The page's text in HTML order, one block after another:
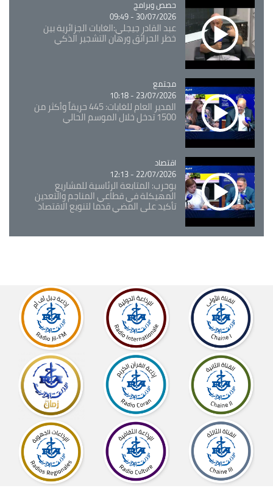
Catégorie
حصص وبرامج
30/07/2026 - 09:49
عبد القادر جيجلي:الغابات الجزائرية بين
خطر الحرائق ورهان التشجير الذكي
Catégorie
مجتمع
23/07/2026 - 10:18
المدير العام للغابات: 445 حريقاً وأكثر من
1500 تدخل خلال الموسم الحالي
Catégorie
اقتصاد
22/07/2026 - 12:13
بوحرب: المتابعة الرئاسية للمشاريع
المهيكلة في قطاعي المناجم والتعدين
تأكيد على المضي قدما لتنويع الاقتصاد